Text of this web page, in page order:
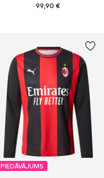
99,90 €
PIEDĀVĀJUMS